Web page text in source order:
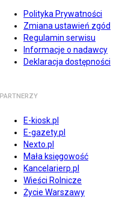
Polityka Prywatności
Zmiana ustawień zgód
Regulamin serwisu
Informacje o nadawcy
Deklaracja dostępności
PARTNERZY
E-kiosk.pl
E-gazety.pl
Nexto.pl
Mała księgowość
Kancelarierp.pl
Wieści Rolnicze
Życie Warszawy